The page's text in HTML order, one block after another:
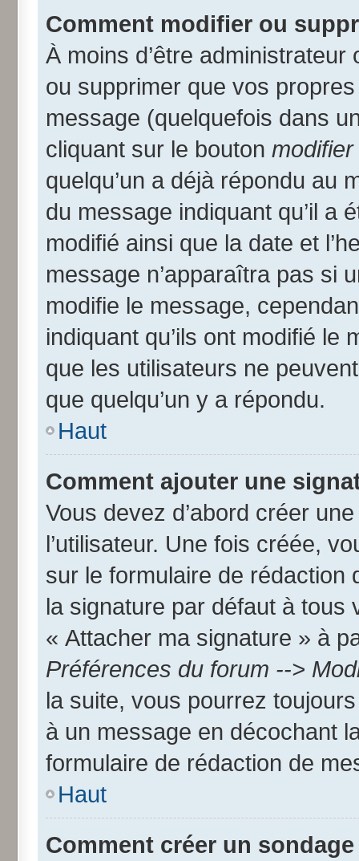
Comment modifier ou
À moins d’être
ou supprimer que vos
message (quelquefois dans
cliquant sur le bouton modifier
quelqu’un a déjà répondu au
du message indiquant qu’il a
modifié ainsi que la date et
message n’apparaîtra pas si
modifie le message,
indiquant qu’ils ont modifié le
que les utilisateurs ne
que quelqu’un y a répondu.
Haut
Comment ajouter une
Vous devez d’abord créer
l’utilisateur. Une fois créée,
sur le formulaire de rédaction
la signature par défaut à tous
« Attacher ma signature » à
Préférences du forum -->
la suite, vous pourrez
à un message en décochant
formulaire de rédaction de
Haut
Comment créer un